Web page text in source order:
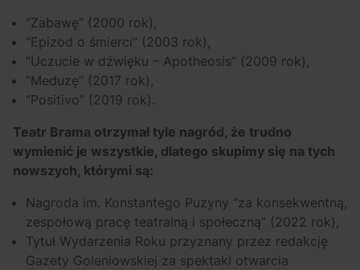
“Zabawę” (2000 rok),
“Epizod o śmierci” (2003 rok),
“Uczucie w dźwięku – Apotheosis” (2009 rok),
“Meduzę” (2017 rok),
“Positivo” (2019 rok).
Teatr Brama otrzymał tyle nagród, że trudno
wymienić je wszystkie, dlatego skupimy się na tych
nowszych, którymi są:
Nagroda im. Konstantego Puzyny “za konsekwentną,
zespołową pracę teatralną i społeczną” (2022 rok),
Tytuł Wydarzenia Roku przyznany przez redakcję
Gazety Goleniowskiej za spektakl otwarcia